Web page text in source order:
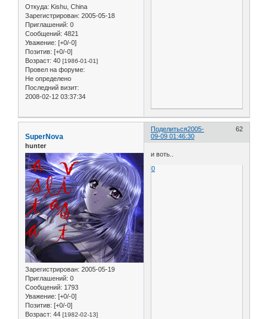
Откуда: Kishu, China
Зарегистрирован: 2005-05-18
Приглашений: 0
Сообщений: 4821
Уважение: [+0/-0]
Позитив: [+0/-0]
Возраст: 40 [1986-01-01]
Провел на форуме:
Не определено
Последний визит:
2008-02-12 03:37:34
Поделиться 62
2005-
09-09 01:46:30
SuperNova
hunter
Зарегистрирован: 2005-05-19
Приглашений: 0
Сообщений: 1793
Уважение: [+0/-0]
Позитив: [+0/-0]
Возраст: 44 [1982-02-13]
и воть..
0